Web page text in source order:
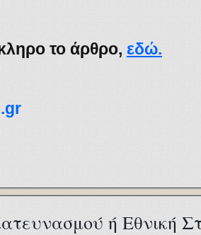
το άρθρο, εδώ.
ή Εθνική